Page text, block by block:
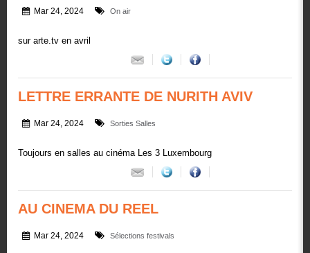
Mar 24, 2024 On air
sur arte.tv en avril
LETTRE ERRANTE DE NURITH AVIV
Mar 24, 2024 Sorties Salles
Toujours en salles au cinéma Les 3 Luxembourg
AU CINEMA DU REEL
Mar 24, 2024 Sélections festivals